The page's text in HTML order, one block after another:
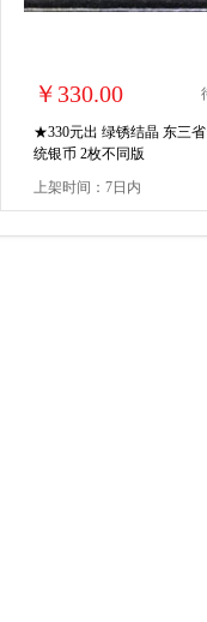
￥330.00
★330元出 绿锈结晶 东三省
统银币 2枚不同版
上架时间：7日内